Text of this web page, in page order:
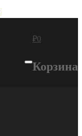
₽0
Корзина